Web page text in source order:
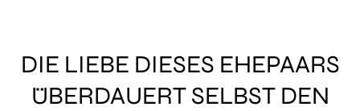
DIE LIEBE DIESES EHEPAARS
ÜBERDAUERT SELBST DEN